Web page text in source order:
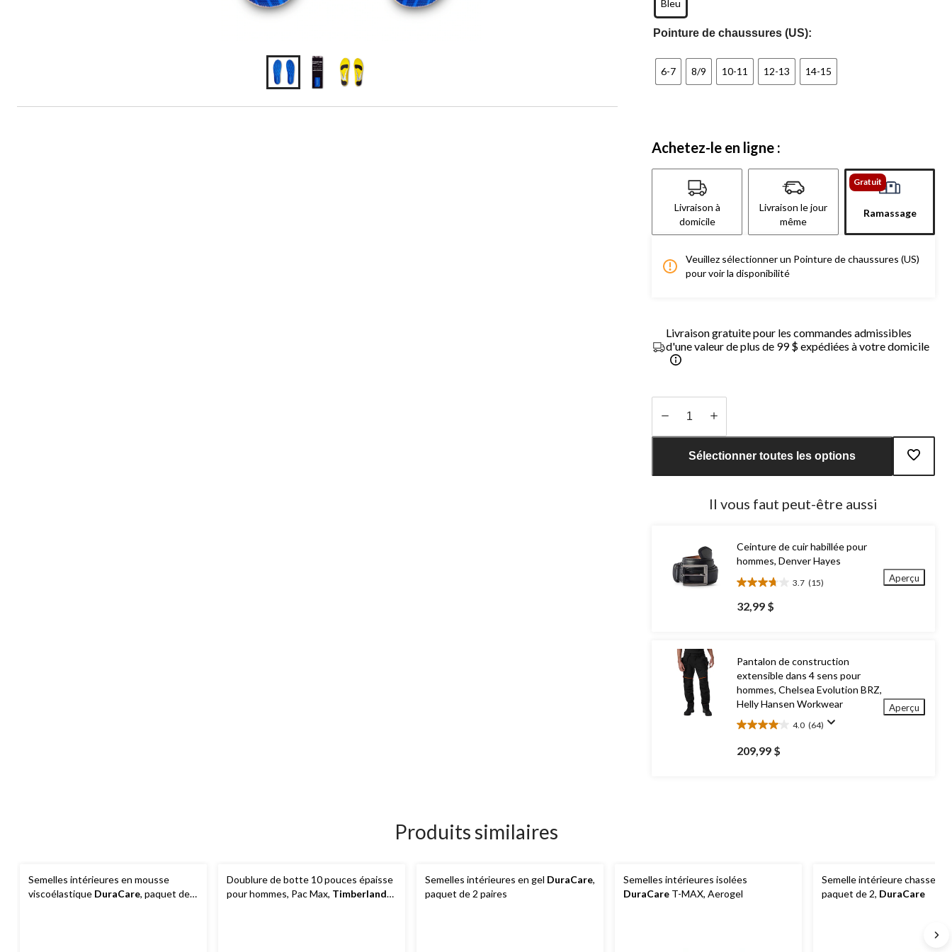
Bleu
Pointure de chaussures (US):
6-7 8/9 10-11 12-13 14-15
Achetez-le en ligne :
Livraison à
domicile
Livraison le jour
même
Gratuit
Ramassage
Veuillez sélectionner un Pointure de chaussures (US)
pour voir la disponibilité
Livraison gratuite pour les commandes admissibles
d'une valeur de plus de 99 $ expédiées à votre domicile
Quantité
Sélectionner toutes les options
Il vous faut peut-être aussi
Ceinture de cuir habillée pour
hommes, Denver Hayes
3.7 (15)
3.7
étoile(s)
sur
évaluations
32,99 $
Aperçu
Pantalon de construction
extensible dans 4 sens pour
hommes, Chelsea Evolution BRZ,
Helly Hansen Workwear
4.0 (64)
4.0
étoile(s)
sur
209,99 $
Aperçu
Produits similaires
Semelles intérieures en mousse
viscoélastique DuraCare, paquet de
Doublure de botte 10 pouces épaisse
pour hommes, Pac Max, Timberland
Semelles intérieures en gel DuraCare,
paquet de 2 paires
Semelles intérieures isolées
DuraCare T-MAX, Aerogel
Semelle intérieure chasse-
paquet de 2, DuraCare